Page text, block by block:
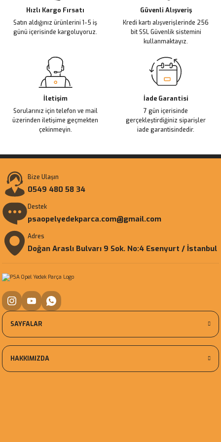
Ürün fiyatı diğer sitelerden daha pahalı.
Bu ürüne benzer farklı alternatifler olmalı.
Hızlı Kargo Fırsatı
Satın aldığınız ürünlerini 1-5 iş
günü içerisinde kargoluyoruz.
Güvenli Alışveriş
Kredi kartı alışverişlerinde 256
bit SSL Güvenlik sistemini
kullanmaktayız.
İletişim
Sorularınız için telefon ve mail
üzerinden iletişime geçmekten
çekinmeyin.
İade Garantisi
7 gün içerisinde
gerçekleştirdiğiniz siparişler
iade garantisindedir.
Bize Ulaşın
0549 480 58 34
Destek
psaopelyedekparca.com@gmail.com
Adres
Doğan Araslı Bulvarı 9 Sok. No:4 Esenyurt / İstanbul
SAYFALAR
HAKKIMIZDA